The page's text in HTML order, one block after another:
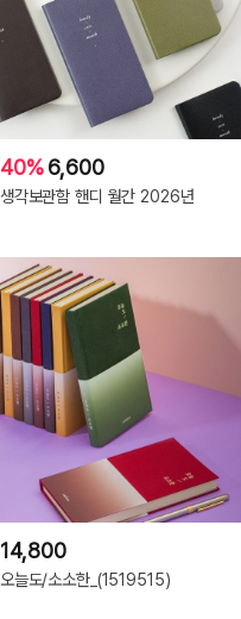
40%6,600
생각보관함 핸디 월간 2026년
14,800
오늘도/소소한_(1519515)